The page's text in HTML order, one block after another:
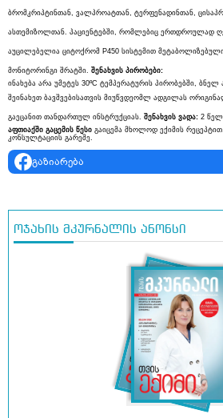
ბრომკრიპტინთან, ვალპროატთან, ტერფენადინთან,
ასთემიზოლთან. პაციენტებში, რომლებიც ერთდროულად
აუცილებელია ციტოქრომ P450 სისტემით
მონიტორინგი შრატში. შენახვის პირობები:
ინახება არა უმეტეს 30ºC ტემპერატურის პირობებში,
შეინახეთ ბავშვებისათვის მიუწვდეომლ ადგილას
გაეცანით თანდართულ ინსტრუქციას. შენახვის ვადა: 2
აფთიაქში გაცემის წესი გაიცემა მხოლოდ ექიმის
კონსულტაციის გარეშე.
გაზიარება
ოჯახის მკურნალის ანონსი